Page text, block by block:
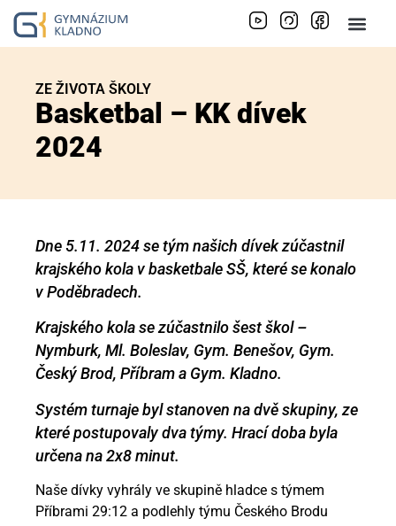
ZE ŽIVOTA ŠKOLY
Basketbal – KK dívek
2024
Dne 5.11. 2024 se tým našich dívek zúčastnil
krajského kola v basketbale SŠ, které se konalo
v Poděbradech.
Krajského kola se zúčastnilo šest škol –
Nymburk, Ml. Boleslav, Gym. Benešov, Gym.
Český Brod, Příbram a Gym. Kladno.
Systém turnaje byl stanoven na dvě skupiny, ze
které postupovaly dva týmy. Hrací doba byla
určena na 2x8 minut.
Naše dívky vyhrály ve skupině hladce s týmem
Příbrami 29:12 a podlehly týmu Českého Brodu